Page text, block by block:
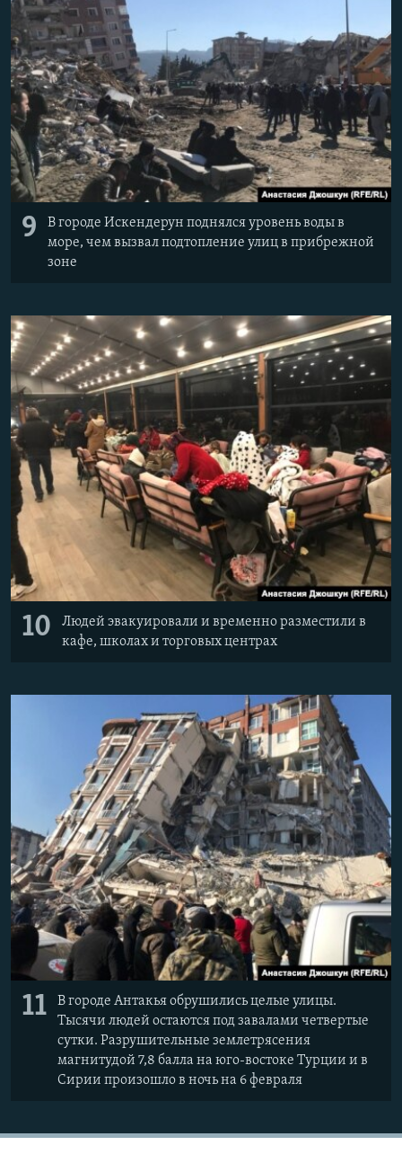
9
В городе Искендерун поднялся уровень воды в
море, чем вызвал подтопление улиц в прибрежной
зоне
10
Людей эвакуировали и временно разместили в
кафе, школах и торговых центрах
11
В городе Антакья обрушились целые улицы.
Тысячи людей остаются под завалами четвертые
сутки. Разрушительные землетрясения
магнитудой 7,8 балла на юго-востоке Турции и в
Сирии произошло в ночь на 6 февраля